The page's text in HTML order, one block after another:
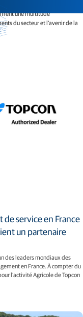
une multitude
du secteur et l'avenir de la
service en France
un partenaire
des leaders mondiaux des
en France. À compter du
l’activité Agricole de Topcon